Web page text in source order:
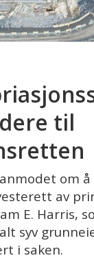
til
om
av
E. Harris,
syv
i saken.